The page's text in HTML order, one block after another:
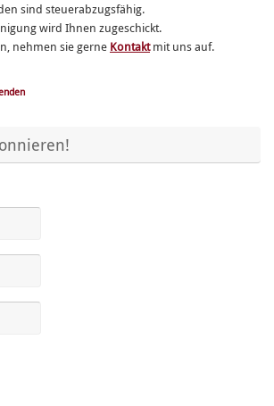
sind steuerabzugsfähig.
wird Ihnen zugeschickt.
nehmen sie gerne Kontaktmit uns auf.